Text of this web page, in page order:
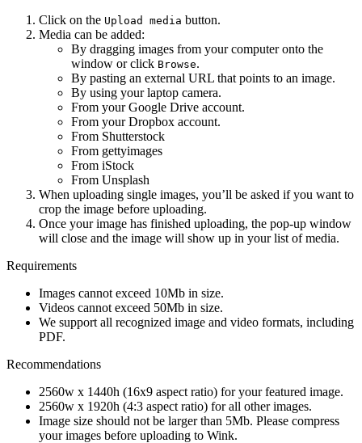
Click on the Upload media button.
Media can be added:
By dragging images from your computer onto the
window or click Browse.
By pasting an external URL that points to an image.
By using your laptop camera.
From your Google Drive account.
From your Dropbox account.
From Shutterstock
From gettyimages
From iStock
From Unsplash
When uploading single images, you’ll be asked if you want to
crop the image before uploading.
Once your image has finished uploading, the pop-up window
will close and the image will show up in your list of media.
Requirements
Images cannot exceed 10Mb in size.
Videos cannot exceed 50Mb in size.
We support all recognized image and video formats, including
PDF.
Recommendations
2560w x 1440h (16x9 aspect ratio) for your featured image.
2560w x 1920h (4:3 aspect ratio) for all other images.
Image size should not be larger than 5Mb. Please compress
your images before uploading to Wink.